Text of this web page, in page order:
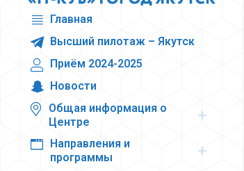
Главная
Высший пилотаж – Якутск
Приём 2024-2025
Новости
Общая информация о
Центре
Направления и
программы